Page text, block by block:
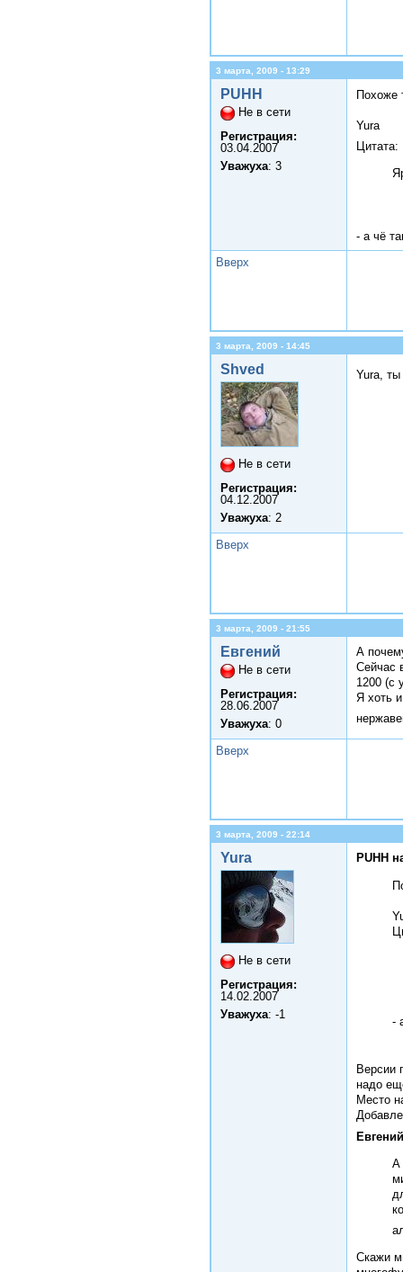
3 марта, 2009 - 13:29
PUHH
Не в сети
Регистрация:
03.04.2007
Уважуха: 3
Похоже
Yura
Цитата:
- а чё
Вверх
3 марта, 2009 - 14:45
Shved
Не в сети
Регистрация:
04.12.2007
Уважуха: 2
Yura,
Вверх
3 марта, 2009 - 21:55
Евгений
Не в сети
Регистрация:
28.06.2007
Уважуха: 0
А
Сейчас
1200 (с
Я хоть
Вверх
3 марта, 2009 - 22:14
Yura
Не в сети
Регистрация:
14.02.2007
Уважуха: -1
PUHH
-
Версии
надо
Место
А
Скажи